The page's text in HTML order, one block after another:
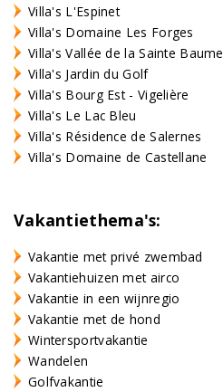
Villa's L'Espinet
Villa's Domaine Les Forges
Villa's Vallée de la Sainte Baume
Villa's Jardin du Golf
Villa's Bourg Est - Vigelière
Villa's Le Lac Bleu
Villa's Résidence de Salernes
Villa's Domaine de Castellane
Vakantiethema's:
Vakantie met privé zwembad
Vakantiehuizen met airco
Vakantie in een wijnregio
Vakantie met de hond
Wintersportvakantie
Wandelen
Golfvakantie